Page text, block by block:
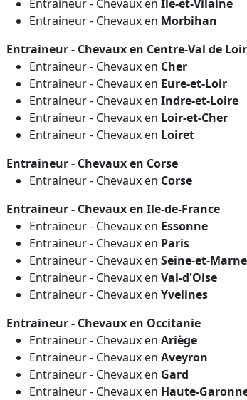
Entraineur - Chevaux en Ile-et-Vilaine
Entraineur - Chevaux en Morbihan
Entraineur - Chevaux en Centre-Val de
Entraineur - Chevaux en Cher
Entraineur - Chevaux en Eure-et-Loir
Entraineur - Chevaux en Indre-et-Loire
Entraineur - Chevaux en Loir-et-Cher
Entraineur - Chevaux en Loiret
Entraineur - Chevaux en Corse
Entraineur - Chevaux en Corse
Entraineur - Chevaux en Ile-de-France
Entraineur - Chevaux en Essonne
Entraineur - Chevaux en Paris
Entraineur - Chevaux en Seine-et-Marne
Entraineur - Chevaux en Val-d'Oise
Entraineur - Chevaux en Yvelines
Entraineur - Chevaux en Occitanie
Entraineur - Chevaux en Ariège
Entraineur - Chevaux en Aveyron
Entraineur - Chevaux en Gard
Entraineur - Chevaux en Haute-